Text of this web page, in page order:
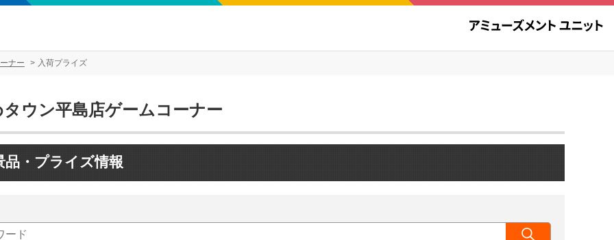
ナー 入荷プライズ
ウン平島店ゲームコーナー
品・プライズ情報